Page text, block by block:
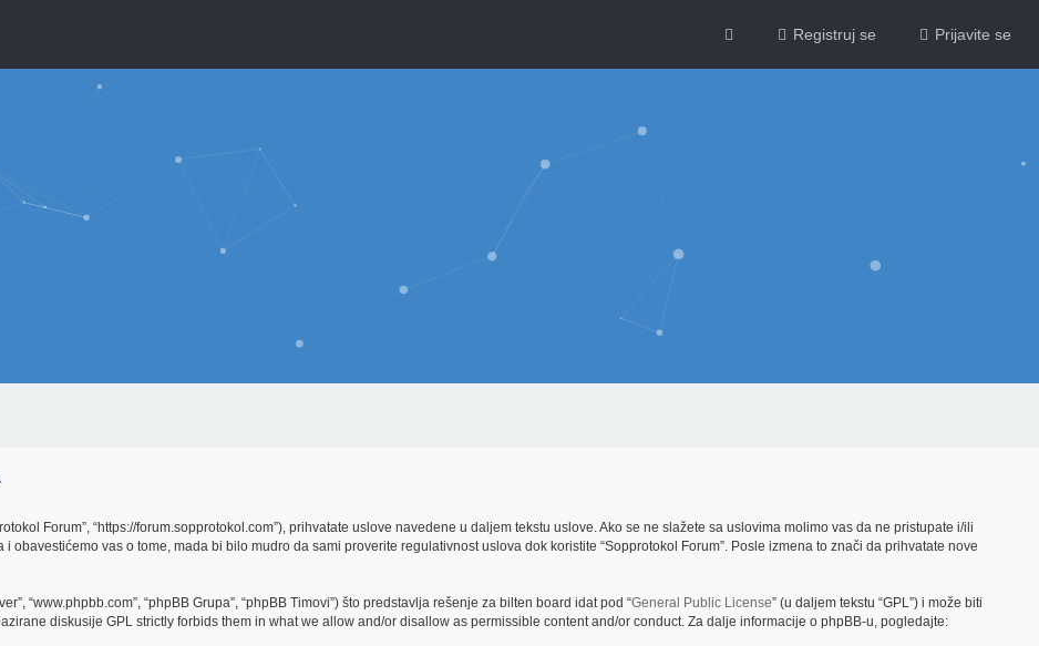
Prijavite se
Registruj se
Forum”, “https://forum.sopprotokol.com”), prihvatate uslove navedene u daljem tekstu uslove. Ako se ne slažete sa uslovima molimo vas da ne pristupate i/ili
obavestićemo vas o tome, mada bi bilo mudro da sami proverite regulativnost uslova dok koristite “Sopprotokol Forum”. Posle izmena to znači da prihvatate nove
“www.phpbb.com”, “phpBB Grupa”, “phpBB Timovi”) što predstavlja rešenje za bilten board idat pod “General Public License” (u daljem tekstu “GPL”) i može biti
diskusije GPL strictly forbids them in what we allow and/or disallow as permissible content and/or conduct. Za dalje informacije o phpBB-u, pogledajte: